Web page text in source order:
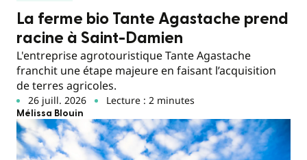
La ferme bio Tante Agastache prend
racine à Saint-Damien
L'entreprise agrotouristique Tante Agastache
franchit une étape majeure en faisant l’acquisition
de terres agricoles.
26 juill. 2026 Lecture : 2 minutes
Mélissa Blouin